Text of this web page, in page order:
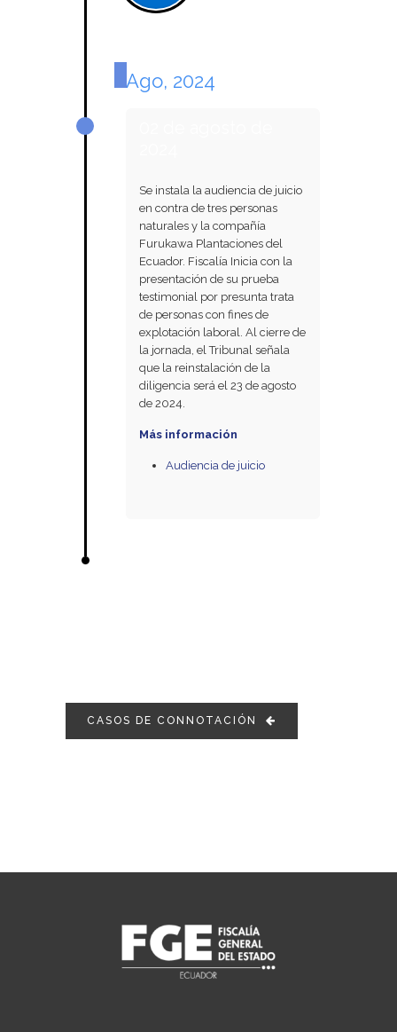
Ago, 2024
Se instala la audiencia de juicio
en contra de tres personas
naturales y la compañía
Furukawa Plantaciones del
Ecuador. Fiscalía Inicia con la
presentación de su prueba
testimonial por presunta trata
de personas con fines de
explotación laboral. Al cierre de
la jornada, el Tribunal señala
que la reinstalación de la
diligencia será el 23 de agosto
de 2024.
Más información
Audiencia de juicio
CASOS DE CONNOTACIÓN